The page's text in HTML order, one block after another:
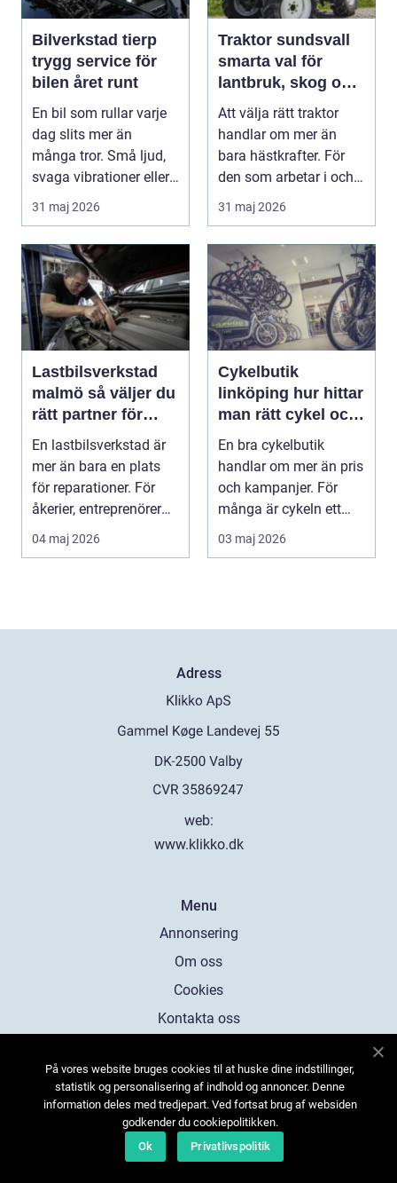
Bilverkstad tierp
trygg service för
bilen året runt
En bil som rullar varje
dag slits mer än
många tror. Små ljud,
svaga vibrationer eller
en varningsla...
31 maj 2026
Traktor sundsvall
smarta val för
lantbruk, skog och
gårdsarbete
Att välja rätt traktor
handlar om mer än
bara hästkrafter. För
den som arbetar i och
runt Sundsvall ...
31 maj 2026
Lastbilsverkstad
malmö så väljer du
rätt partner för
tunga fordon
En lastbilsverkstad är
mer än bara en plats
för reparationer. För
åkerier, entreprenörer
och företag...
04 maj 2026
Cykelbutik
linköping hur hittar
man rätt cykel och
rätt service?
En bra cykelbutik
handlar om mer än pris
och kampanjer. För
många är cykeln ett
vardagsfordon, ett t...
03 maj 2026
Adress
web:
www.klikko.dk
Menu
Annonsering
Om oss
Cookies
Kontakta oss
På vores website bruges cookies til at huske dine indstillinger,
statistik og personalisering af indhold og annoncer. Denne
information deles med tredjepart. Ved fortsat brug af websiden
godkender du cookiepolitikken.
Ok
Privatlivspolitik